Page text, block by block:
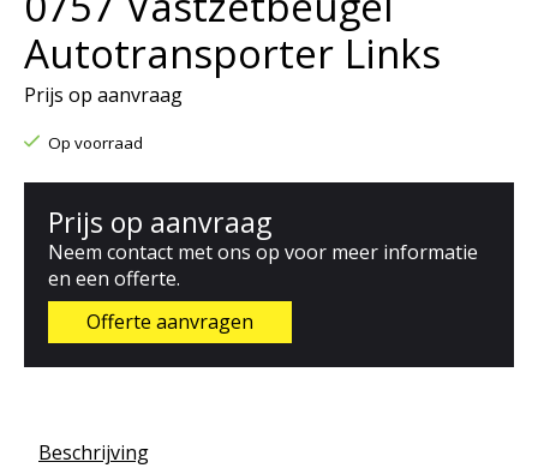
Autotransporter Links
Prijs op aanvraag
Op voorraad
Prijs op aanvraag
Neem contact met ons op voor meer informatie
en een offerte.
Offerte aanvragen
Beschrijving